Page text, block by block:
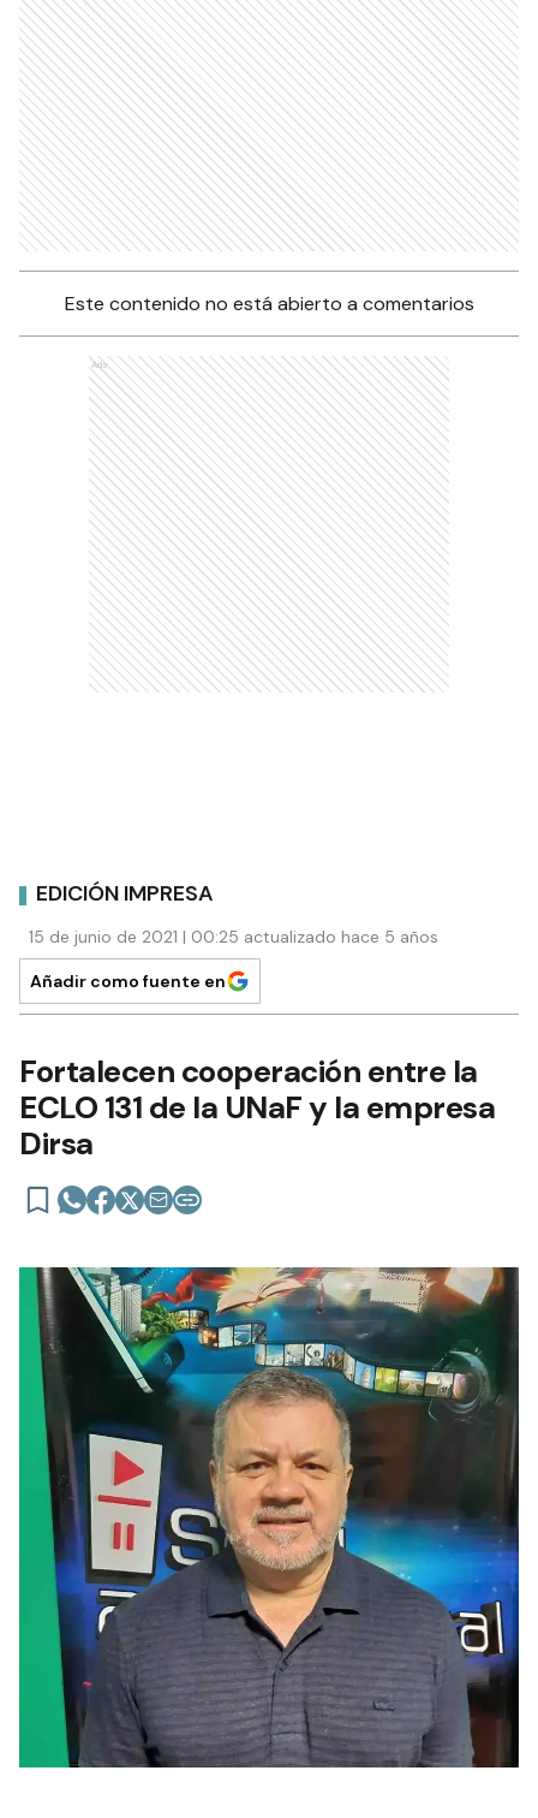
Este contenido no está abierto a comentarios
Ads
EDICIÓN IMPRESA
15 de junio de 2021 | 00:25 actualizado hace 5 años
Añadir como fuente en
Fortalecen cooperación entre la
ECLO 131 de la UNaF y la empresa
Dirsa